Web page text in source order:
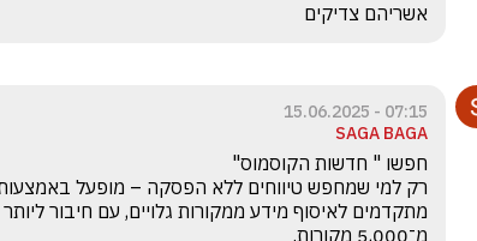
אשריהם צדיקים
07:15 - 15.06.2025
SAGA BAGA